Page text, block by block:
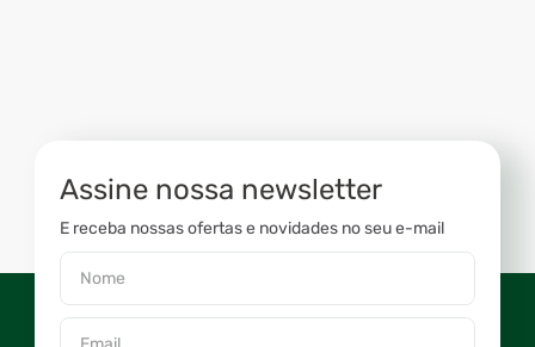
Assine nossa newsletter
E receba nossas ofertas e novidades no seu e-mail